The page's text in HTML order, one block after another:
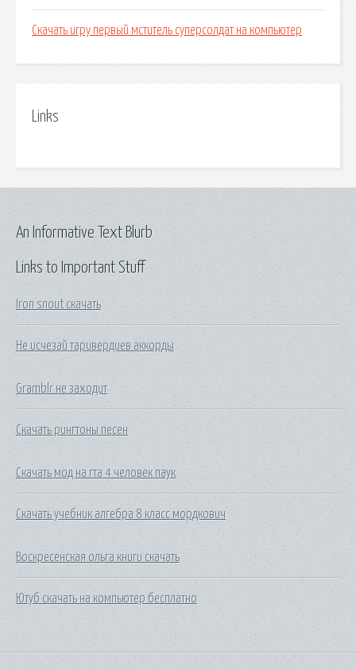
Скачать игру первый мститель суперсолдат на компьютер
Links
Links to Important Stuff
Iron snout скачать
Не исчезай таривердиев аккорды
Gramblr не заходит
Скачать рингтоны песен
Скачать мод на гта 4 человек паук
Скачать учебник алгебра 8 класс мордкович
Воскресенская ольга книги скачать
Ютуб скачать на компьютер бесплатно
An Informative Text Blurb